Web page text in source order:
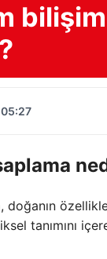
doğanın
tanımını